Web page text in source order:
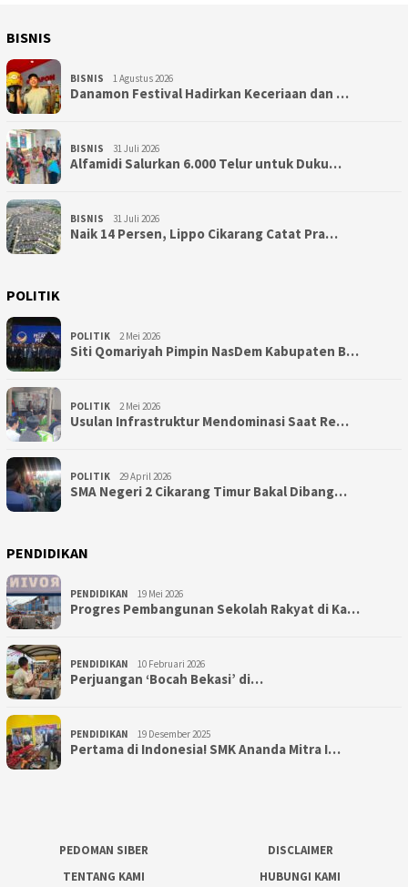
BISNIS
BISNIS 1 Agustus 2026
Danamon Festival Hadirkan Keceriaan dan …
BISNIS 31 Juli 2026
Alfamidi Salurkan 6.000 Telur untuk Duku…
BISNIS 31 Juli 2026
Naik 14 Persen, Lippo Cikarang Catat Pra…
POLITIK
POLITIK 2 Mei 2026
Siti Qomariyah Pimpin NasDem Kabupaten B…
POLITIK 2 Mei 2026
Usulan Infrastruktur Mendominasi Saat Re…
POLITIK 29 April 2026
SMA Negeri 2 Cikarang Timur Bakal Dibang…
PENDIDIKAN
PENDIDIKAN 19 Mei 2026
Progres Pembangunan Sekolah Rakyat di Ka…
PENDIDIKAN 10 Februari 2026
Perjuangan ‘Bocah Bekasi’ di…
PENDIDIKAN 19 Desember 2025
Pertama di Indonesia! SMK Ananda Mitra I…
PEDOMAN SIBER
DISCLAIMER
TENTANG KAMI
HUBUNGI KAMI